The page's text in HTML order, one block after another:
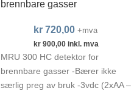
brennbare gasser
kr720,00 +mva
kr900,00inkl. mva
MRU 300 HC detektor for
brennbare gasser -Bærer ikke
særlig preg av bruk -3vdc (2xAA –